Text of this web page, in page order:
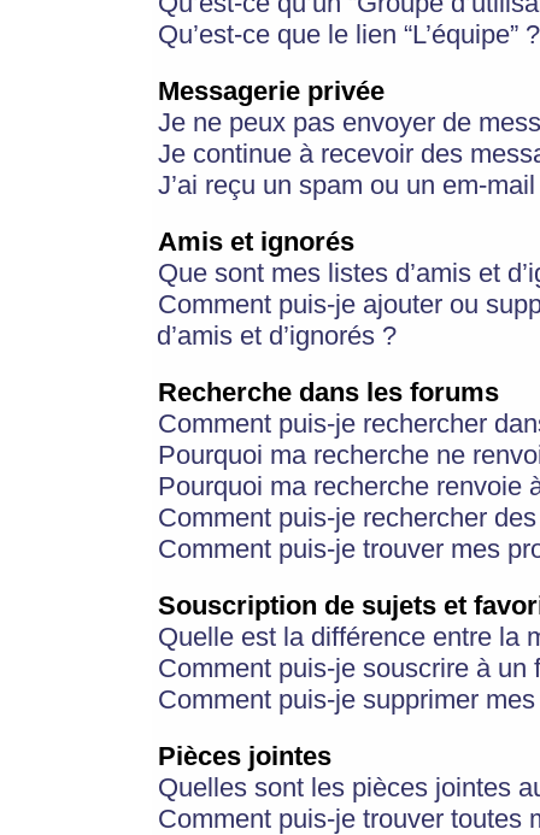
Qu’est-ce que le lien “L’équipe” ?
Messagerie privée
Je ne peux pas envoyer de
Je continue à recevoir des
J’ai reçu un spam ou un em-
Amis et ignorés
Que sont mes listes d’amis et
Comment puis-je ajouter ou
d’amis et d’ignorés ?
Recherche dans les forums
Comment puis-je rechercher
Pourquoi ma recherche ne
Pourquoi ma recherche renvoie
Comment puis-je rechercher
Comment puis-je trouver mes
Souscription de sujets et
Quelle est la différence entre la
Comment puis-je souscrire à
Comment puis-je supprimer
Pièces jointes
Quelles sont les pièces jointes
Comment puis-je trouver toutes